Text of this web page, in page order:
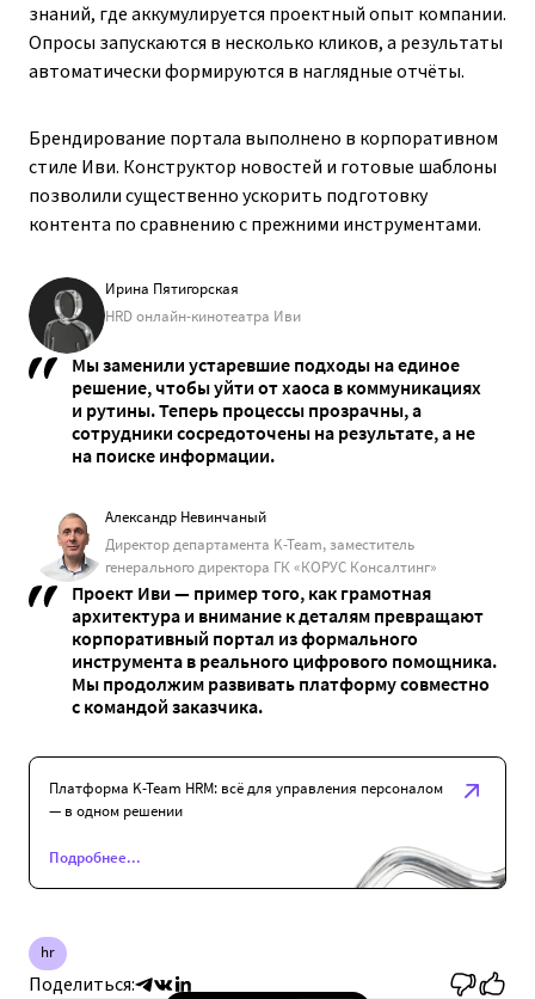
знаний, где аккумулируется проектный опыт компании.
Опросы запускаются в несколько кликов, а результаты
автоматически формируются в наглядные отчёты.
Брендирование портала выполнено в корпоративном
стиле Иви. Конструктор новостей и готовые шаблоны
позволили существенно ускорить подготовку
контента по сравнению с прежними инструментами.
Ирина Пятигорская
HRD онлайн-кинотеатра Иви
Мы заменили устаревшие подходы на единое
решение, чтобы уйти от хаоса в коммуникациях
и рутины. Теперь процессы прозрачны, а
сотрудники сосредоточены на результате, а не
на поиске информации.
Александр Невинчаный
Директор департамента K-Team, заместитель
генерального директора ГК «КОРУС Консалтинг»
Проект Иви — пример того, как грамотная
архитектура и внимание к деталям превращают
корпоративный портал из формального
инструмента в реального цифрового помощника.
Мы продолжим развивать платформу совместно
с командой заказчика.
Платформа K-Team HRM: всё для управления персоналом
— в одном решении
Подробнее...
hr
Поделиться: